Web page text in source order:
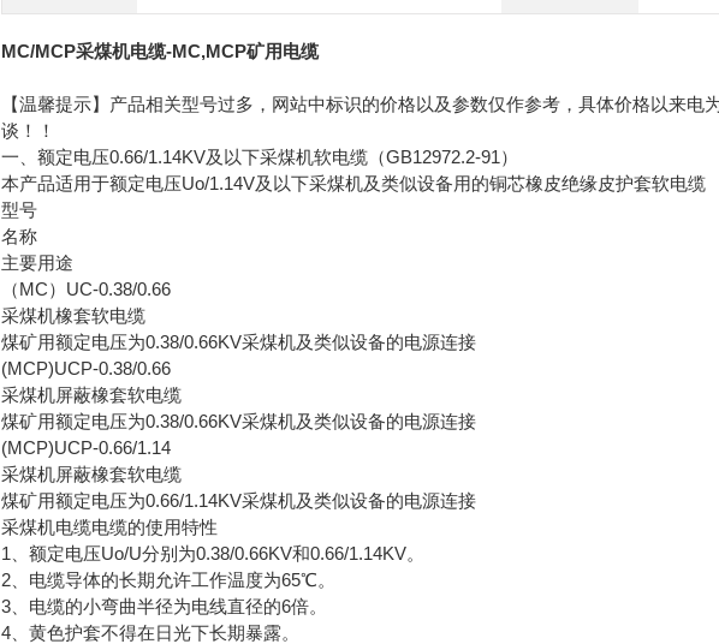
MC/MCP采煤机电缆-MC,MCP矿用电缆
【温馨提示】产品相关型号过多，网站中标识的价格以及参数仅作参考，具体价格以来电
谈！！
一、额定电压0.66/1.14KV及以下采煤机软电缆（GB12972.2-91）
本产品适用于额定电压Uo/1.14V及以下采煤机及类似设备用的铜芯橡皮绝缘皮护套软电缆
型号
名称
主要用途
（MC）UC-0.38/0.66
采煤机橡套软电缆
煤矿用额定电压为0.38/0.66KV采煤机及类似设备的电源连接
(MCP)UCP-0.38/0.66
采煤机屏蔽橡套软电缆
煤矿用额定电压为0.38/0.66KV采煤机及类似设备的电源连接
(MCP)UCP-0.66/1.14
采煤机屏蔽橡套软电缆
煤矿用额定电压为0.66/1.14KV采煤机及类似设备的电源连接
采煤机电缆电缆的使用特性
1、额定电压Uo/U分别为0.38/0.66KV和0.66/1.14KV。
2、电缆导体的长期允许工作温度为65℃。
3、电缆的小弯曲半径为电线直径的6倍。
4、黄色护套不得在日光下长期暴露。